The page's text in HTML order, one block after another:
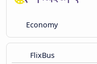
Economy
FlixBus